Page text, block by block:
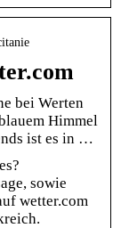
bei Werten
Himmel
ist es in …
sowie
wetter.com